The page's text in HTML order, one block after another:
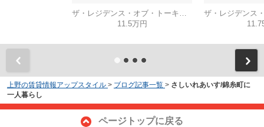
11.5万円
上野の賃貸情報アップスタイル > ブログ記事一覧 > さしいれあいす/錦糸町に
一人暮らし
ページトップに戻る